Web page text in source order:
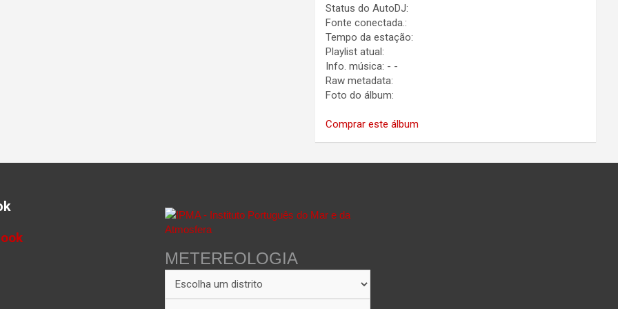
Status do AutoDJ:
Fonte conectada.:
Tempo da estação:
Playlist atual:
Info. música: - -
Raw metadata:
Foto do álbum:
Comprar este álbum
METEREOLOGIA